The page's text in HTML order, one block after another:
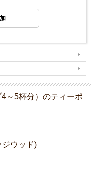
～5杯分）のティーポ
ウッド)